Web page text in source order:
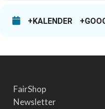
+KALENDER
FairShop
Newsletter